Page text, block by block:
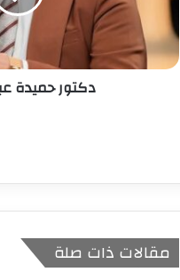
ر
و
دكتور حميدة
مقالات ذات صلة